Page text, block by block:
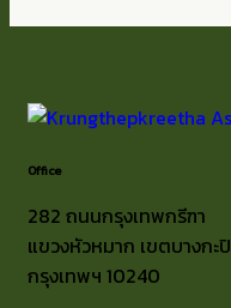
Office
282 ถนนกรุงเทพกรีฑา
แขวงหัวหมาก เขตบางกะปิ
กรุงเทพฯ 10240